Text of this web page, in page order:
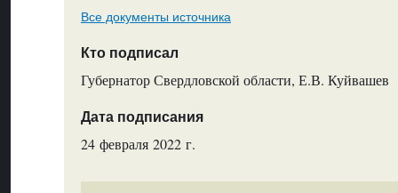
Все документы источника
Кто подписал
Губернатор Свердловской области, Е.В. Куйвашев
Дата подписания
24 февраля 2022 г.